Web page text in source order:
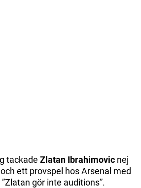
tackade Zlatan Ibrahimovic nej
och ett provspel hos Arsenal med
gör inte auditions”.